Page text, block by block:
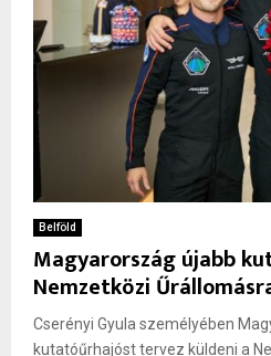
Belföld
Magyarország újabb
Nemzetközi
Cserényi Gyula személyében
kutatóűrhajóst tervez küldeni a